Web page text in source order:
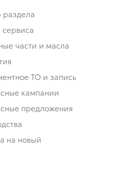
сервиса
части и масла
ТО и запись
кампании
предложения
на новый